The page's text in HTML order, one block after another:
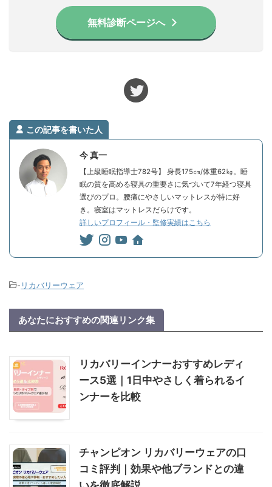
無料診断ページへ
この記事を書いた人
今 真一
【上級睡眠指導士782号】 身長175㎝/体重62㎏。睡
眠の質を高める寝具の重要さに気づいて7年経つ寝具
選びのプロ。腰痛にやさしいマットレスが特に好
き。寝室はマットレスだらけです。
詳しいプロフィール・監修実績はこちら
- リカバリーウェア
あなたにおすすめの関連リンク集
リカバリーインナーおすすめレディ
ース5選｜1日中やさしく着られるイ
ンナーを比較
チャンピオン リカバリーウェアの口
コミ評判｜効果や他ブランドとの違